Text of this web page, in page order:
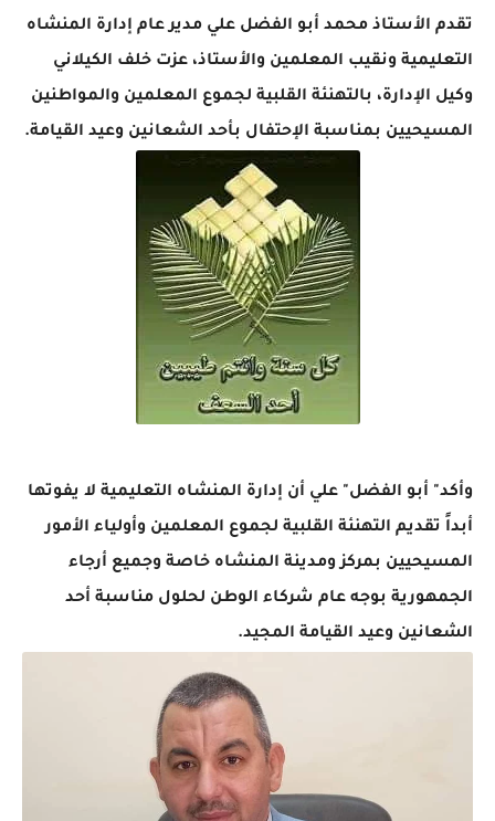
تقدم الأستاذ محمد أبو الفضل علي مدير عام إدارة المنشاه
التعليمية ونقيب المعلمين والأستاذ، عزت خلف الكيلاني
وكيل الإدارة، بالتهنئة القلبية لجموع المعلمين والمواطنين
المسيحيين بمناسبة الإحتفال بأحد الشعانين وعيد القيامة.
وأكد" أبو الفضل" علي أن إدارة المنشاه التعليمية لا يفوتها
أبداً تقديم التهنئة القلبية لجموع المعلمين وأولياء الأمور
المسيحيين بمركز ومدينة المنشاه خاصة وجميع أرجاء
الجمهورية بوجه عام شركاء الوطن لحلول مناسبة أحد
الشعانين وعيد القيامة المجيد.